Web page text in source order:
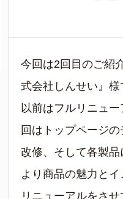
今回は2回目のご紹
式会社しんせい』様
以前はフルリニュ
回はトップページ
改修、そして各製品
より商品の魅力と
リニューアルをさせ